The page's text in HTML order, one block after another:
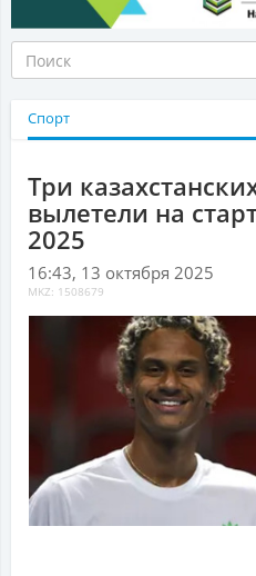
Спорт
Три
вылетели на
2025
16:43, 13 октября 2025
MKZ: 1508679